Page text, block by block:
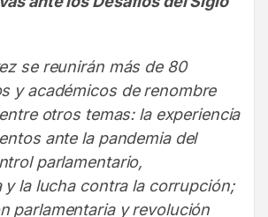
se reunirán más de 80
y académicos de renombre
otros temas: la experiencia
ante la pandemia del
parlamentario,
y la lucha contra la corrupción;
parlamentaria y revolución